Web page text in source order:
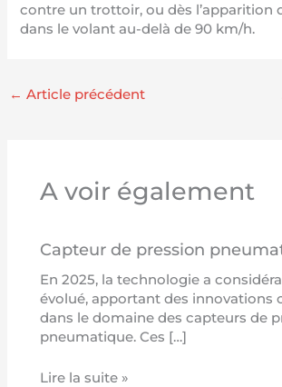
contre un trottoir, ou dès l’apparition
dans le volant au-delà de 90 km/h.
← Article précédent
A voir également
Capteur de pression
En 2025, la technologie a
évolué, apportant des innovations
dans le domaine des capteurs de
pneumatique. Ces […]
Lire la suite »